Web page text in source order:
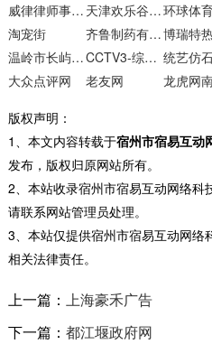
威律律师事务所
天津欢乐谷官方网站环球体
淘宠街
齐鲁制药有限公司
温岭市长屿硐天风景区官方网站
CCTV3-综艺频道官网 统艺仿
大众点评网
老友网
版权声明：
1、本文内容转载于宿州市宿易互动
发布，版权归原网站所有。
2、本站收录宿州市宿易互动网络科
请联系网站管理员处理。
3、本站仅提供宿州市宿易互动网络
相关法律责任。
上一篇： 上海豪禾广告
下一篇： 都江堰政府网